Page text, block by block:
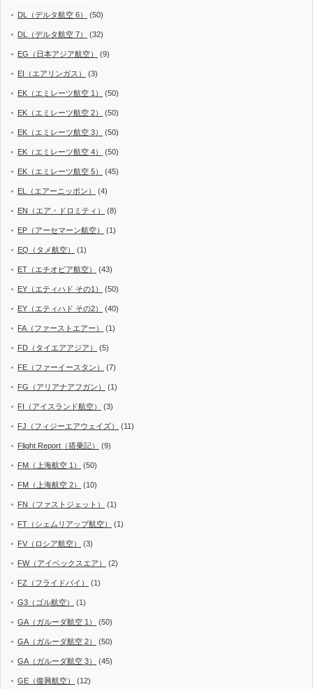
DL（デルタ航空 6） (50)
DL（デルタ航空 7） (32)
EG（日本アジア航空） (9)
EI（エアリンガス） (3)
EK（エミレーツ航空 1） (50)
EK（エミレーツ航空 2） (50)
EK（エミレーツ航空 3） (50)
EK（エミレーツ航空 4） (50)
EK（エミレーツ航空 5） (45)
EL（エアーニッポン） (4)
EN（エア・ドロミティ） (8)
EP（アーセマーン航空） (1)
EQ（タメ航空） (1)
ET（エチオピア航空） (43)
EY（エティハド その1） (50)
EY（エティハド その2） (40)
FA（ファーストエアー） (1)
FD（タイエアアジア） (5)
FE（ファーイースタン） (7)
FG（アリアナアフガン） (1)
FI（アイスランド航空） (3)
FJ（フィジーエアウェイズ） (11)
Flight Report（搭乗記） (9)
FM（上海航空 1） (50)
FM（上海航空 2） (10)
FN（ファストジェット） (1)
FT（シェムリアップ航空） (1)
FV（ロシア航空） (3)
FW（アイベックスエア） (2)
FZ（フライドバイ） (1)
G3（ゴル航空） (1)
GA（ガルーダ航空 1） (50)
GA（ガルーダ航空 2） (50)
GA（ガルーダ航空 3） (45)
GE（復興航空） (12)